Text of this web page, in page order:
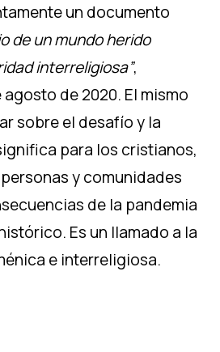
un documento
de un mundo herido
interreligiosa”,
de 2020. El mismo
sobre el desafío y la
para los cristianos,
y comunidades
de la pandemia
Es un llamado a la
e interreligiosa.